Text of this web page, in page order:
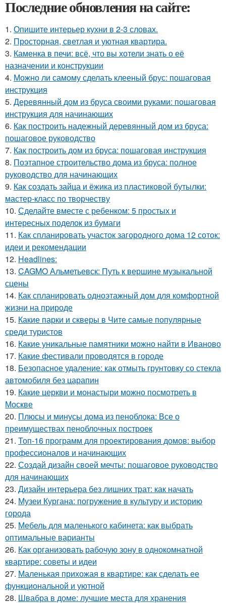
Последние обновления на сайте:
1. Опишите интерьер кухни в 2-3 словах.
2. Просторная, светлая и уютная квартира.
3. Каменка в печи: всё, что вы хотели знать о её
назначении и конструкции
4. Можно ли самому сделать клееный брус: пошаговая
инструкция
5. Деревянный дом из бруса своими руками: пошаговая
инструкция для начинающих
6. Как построить надежный деревянный дом из бруса:
пошаговое руководство
7. Как построить дом из бруса: пошаговая инструкция
8. Поэтапное строительство дома из бруса: полное
руководство для начинающих
9. Как создать зайца и ёжика из пластиковой бутылки:
мастер-класс по творчеству
10. Сделайте вместе с ребенком: 5 простых и
интересных поделок из бумаги
11. Как спланировать участок загородного дома 12 соток:
идеи и рекомендации
12. Headlines:
13. CAGMO Альметьевск: Путь к вершине музыкальной
сцены
14. Как спланировать одноэтажный дом для комфортной
жизни на природе
15. Какие парки и скверы в Чите самые популярные
среди туристов
16. Какие уникальные памятники можно найти в Иваново
17. Какие фестивали проводятся в городе
18. Безопасное удаление: как отмыть грунтовку со стекла
автомобиля без царапин
19. Какие церкви и монастыри можно посмотреть в
Москве
20. Плюсы и минусы дома из пеноблока: Все о
преимуществах пеноблочных построек
21. Топ-16 программ для проектирования домов: выбор
профессионалов и начинающих
22. Создай дизайн своей мечты: пошаговое руководство
для начинающих
23. Дизайн интерьера без лишних трат: как начать
24. Музеи Кургана: погружение в культуру и историю
города
25. Мебель для маленького кабинета: как выбрать
оптимальные варианты
26. Как организовать рабочую зону в однокомнатной
квартире: советы и идеи
27. Маленькая прихожая в квартире: как сделать ее
функциональной и уютной
28. Швабра в доме: лучшие места для хранения